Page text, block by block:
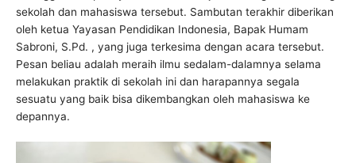
sekolah dan mahasiswa tersebut. Sambutan terakhir diberikan
oleh ketua Yayasan Pendidikan Indonesia, Bapak Humam
Sabroni, S.Pd. , yang juga terkesima dengan acara tersebut.
Pesan beliau adalah meraih ilmu sedalam-dalamnya selama
melakukan praktik di sekolah ini dan harapannya segala
sesuatu yang baik bisa dikembangkan oleh mahasiswa ke
depannya.